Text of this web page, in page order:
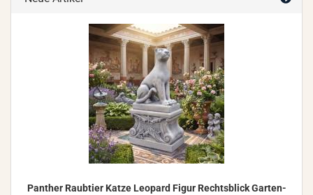
Pan­ther Raub­tier Katze Leo­pard Figur Rechts­blick Gar­ten­